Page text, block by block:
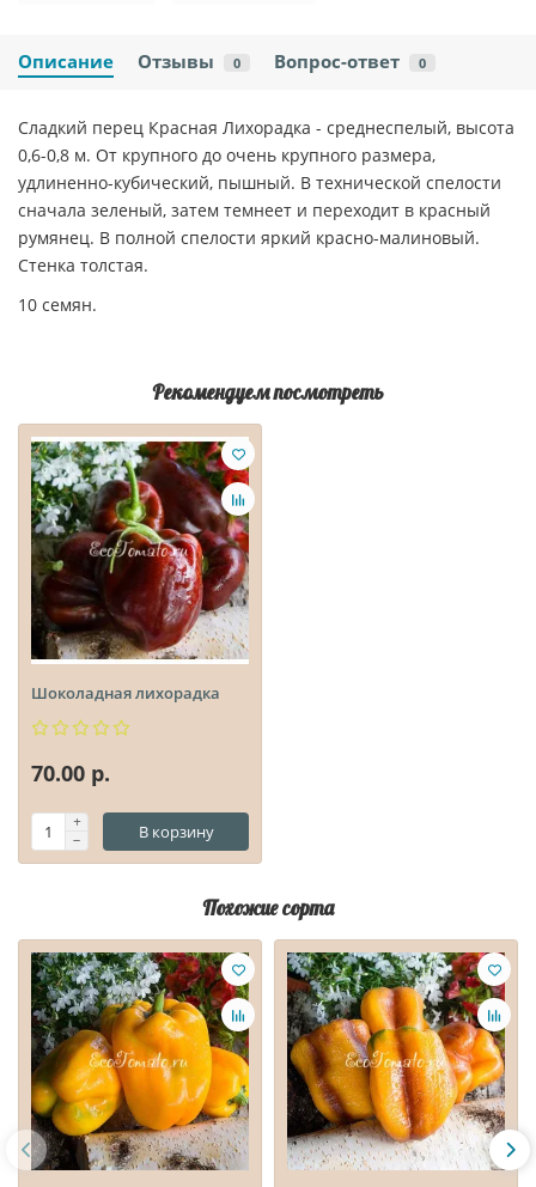
Описание Отзывы 0 Вопрос-ответ 0
Сладкий перец Красная Лихорадка - среднеспелый, высота
0,6-0,8 м. От крупного до очень крупного размера,
удлиненно-кубический, пышный. В технической спелости
сначала зеленый, затем темнеет и переходит в красный
румянец. В полной спелости яркий красно-малиновый.
Стенка толстая.
10 семян.
Рекомендуем посмотреть
Шоколадная лихорадка
70.00 р.
В корзину
Похожие сорта